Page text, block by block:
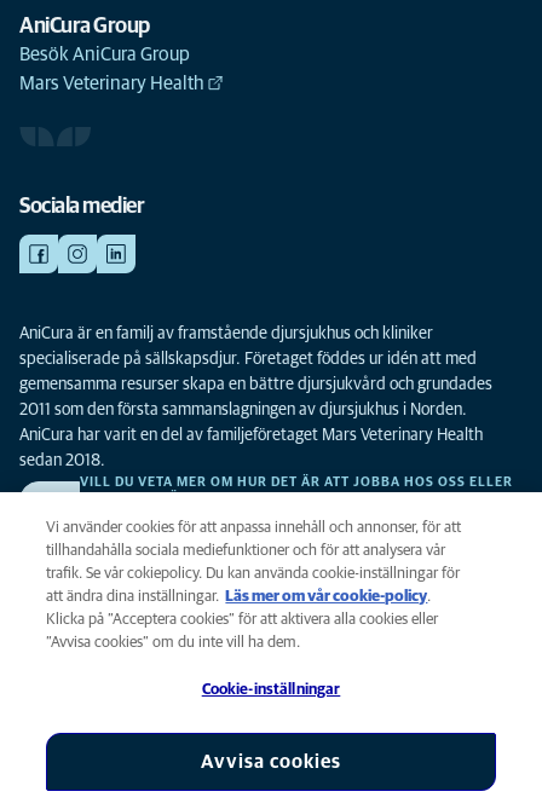
AniCura Group
Besök AniCura Group
Mars Veterinary Health
Sociala medier
AniCura är en familj av framstående djursjukhus och kliniker
specialiserade på sällskapsdjur. Företaget föddes ur idén att med
gemensamma resurser skapa en bättre djursjukvård och grundades
2011 som den första sammanslagningen av djursjukhus i Norden.
AniCura har varit en del av familjeföretaget Mars Veterinary Health
sedan 2018.
VILL DU VETA MER OM HUR DET ÄR ATT JOBBA HOS OSS ELLER
Integritet
Legalt
AniCura är ett dotterbolag till Mars, Inc © 2026
Vi använder cookies för att anpassa innehåll och annonser, för att
tillhandahålla sociala mediefunktioner och för att analysera vår
trafik. Se vår cokiepolicy. Du kan använda cookie-inställningar för
att ändra dina inställningar.
Läs mer om vår cookie-policy(opens in a
new tab)
.
Klicka på ”Acceptera cookies” för att aktivera alla cookies eller
”Avvisa cookies” om du inte vill ha dem.
Cookie-inställningar
Avvisa cookies